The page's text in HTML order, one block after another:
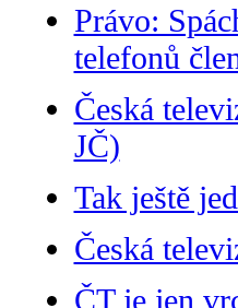
Právo:
telefonů
Česká
JČ)
Tak ještě
Česká
ČT je jen